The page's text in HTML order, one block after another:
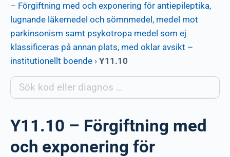
– Förgiftning med och exponering för antiepileptika,
lugnande läkemedel och sömnmedel, medel mot
parkinsonism samt psykotropa medel som ej
klassificeras på annan plats, med oklar avsikt –
institutionellt boende › Y11.10
Y11.10 – Förgiftning med
och exponering för